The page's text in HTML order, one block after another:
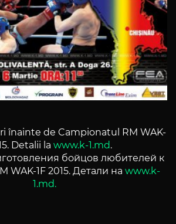
înainte de Campionatul RM WAK-
Detalii la www.k-1.md.
бойцов любителей к
WAK-1F 2015. Детали на www.k-
1.md.